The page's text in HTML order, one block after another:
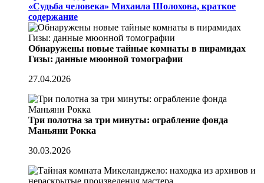
«Судьба человека» Михаила Шолохова, краткое
содержание
Обнаружены новые тайные комнаты в пирамидах
Гизы: данные мюонной томографии
27.04.2026
Три полотна за три минуты: ограбление фонда
Маньяни Рокка
30.03.2026